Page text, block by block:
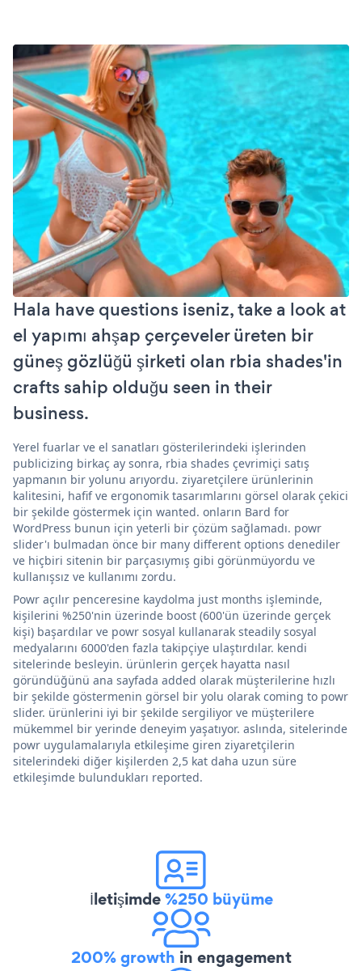
Hala have questions iseniz, take a look at
el yapımı ahşap çerçeveler üreten bir
güneş gözlüğü şirketi olan rbia shades'in
crafts sahip olduğu seen in their
business.
Yerel fuarlar ve el sanatları gösterilerindeki işlerinden
publicizing birkaç ay sonra, rbia shades çevrimiçi satış
yapmanın bir yolunu arıyordu. ziyaretçilere ürünlerinin
kalitesini, hafif ve ergonomik tasarımlarını görsel olarak çekici
bir şekilde göstermek için wanted. onların Bard for
WordPress bunun için yeterli bir çözüm sağlamadı. powr
slider'ı bulmadan önce bir many different options denediler
ve hiçbiri sitenin bir parçasıymış gibi görünmüyordu ve
kullanışsız ve kullanımı zordu.
Powr açılır penceresine kaydolma just months işleminde,
kişilerini %250'nin üzerinde boost (600'ün üzerinde gerçek
kişi) başardılar ve powr sosyal kullanarak steadily sosyal
medyalarını 6000'den fazla takipçiye ulaştırdılar. kendi
sitelerinde besleyin. ürünlerin gerçek hayatta nasıl
göründüğünü ana sayfada added olarak müşterilerine hızlı
bir şekilde göstermenin görsel bir yolu olarak coming to powr
slider. ürünlerini iyi bir şekilde sergiliyor ve müşterilere
mükemmel bir yerinde deneyim yaşatıyor. aslında, sitelerinde
powr uygulamalarıyla etkileşime giren ziyaretçilerin
sitelerindeki diğer kişilerden 2,5 kat daha uzun süre
etkileşimde bulundukları reported.
İletişimde%250 büyüme
200% growth in engagement